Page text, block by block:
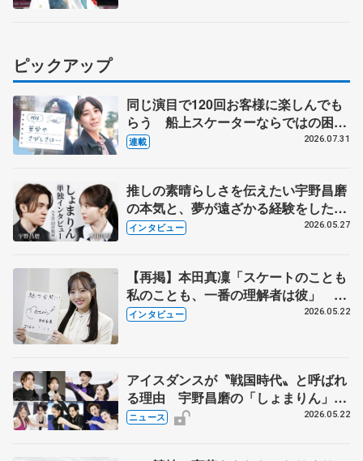
ピックアップ
同じ演目で120回お客様に楽しんでも
らう 船上スケーターならではの困難
とは 影響あったPIW前キャプテン松
連載 2026.07.31
推しの素晴らしさを伝えたい宇野昌磨
の本気と、夢が遠ざかる経験をした本
田真凜の覚悟
インタビュー 2026.05.27
【再掲】本田真凜「スケートのことも
私のことも、一番の理解者は彼」 引
退時の単独インタビューで語った競技
インタビュー 2026.05.22
アイスダンスが〝戦国時代〟と呼ばれ
る理由 宇野昌磨の「しょまりん」ら
実力者が相次いで参戦 国内の競争激
ニュース 2026.05.22